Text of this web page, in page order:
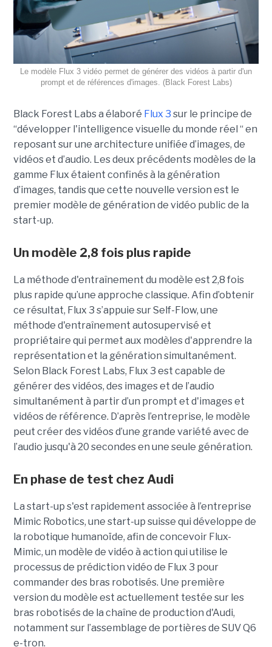
Le modèle Flux 3 vidéo permet de générer des vidéos à partir d'un
prompt et de références d'images. (Black Forest Labs)
Black Forest Labs a élaboré Flux 3 sur le principe de
“développer l'intelligence visuelle du monde réel “ en
reposant sur une architecture unifiée d’images, de
vidéos et d’audio. Les deux précédents modèles de la
gamme Flux étaient confinés à la génération
d’images, tandis que cette nouvelle version est le
premier modèle de génération de vidéo public de la
start-up.
Un modèle 2,8 fois plus rapide
La méthode d'entraînement du modèle est 2,8 fois
plus rapide qu’une approche classique. Afin d’obtenir
ce résultat, Flux 3 s’appuie sur Self-Flow, une
méthode d'entraînement autosupervisé et
propriétaire qui permet aux modèles d'apprendre la
représentation et la génération simultanément.
Selon Black Forest Labs, Flux 3 est capable de
générer des vidéos, des images et de l’audio
simultanément à partir d’un prompt et d'images et
vidéos de référence. D’après l’entreprise, le modèle
peut créer des vidéos d’une grande variété avec de
l’audio jusqu'à 20 secondes en une seule génération.
En phase de test chez Audi
La start-up s'est rapidement associée à l’entreprise
Mimic Robotics, une start-up suisse qui développe de
la robotique humanoïde, afin de concevoir Flux-
Mimic, un modèle de vidéo à action qui utilise le
processus de prédiction vidéo de Flux 3 pour
commander des bras robotisés. Une première
version du modèle est actuellement testée sur les
bras robotisés de la chaîne de production d'Audi,
notamment sur l’assemblage de portières de SUV Q6
e-tron.